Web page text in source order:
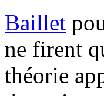
Baillet
ne firent
théorie